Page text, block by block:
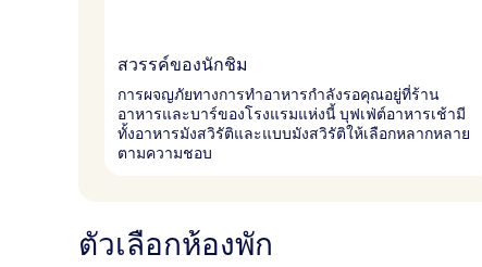
สวรรค์ของนักชิม
การผจญภัยทางการทำอาหารกำลังรอคุณอยู่ที่ร้าน
อาหารและบาร์ของโรงแรมแห่งนี้ บุฟเฟ่ต์อาหารเช้ามี
ทั้งอาหารมังสวิรัติและแบบมังสวิรัติให้เลือกหลากหลาย
ตามความชอบ
ตัวเลือกห้องพัก